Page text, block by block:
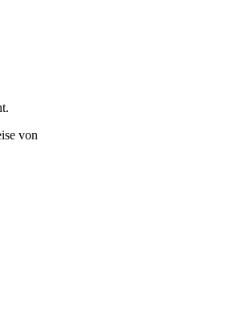
von